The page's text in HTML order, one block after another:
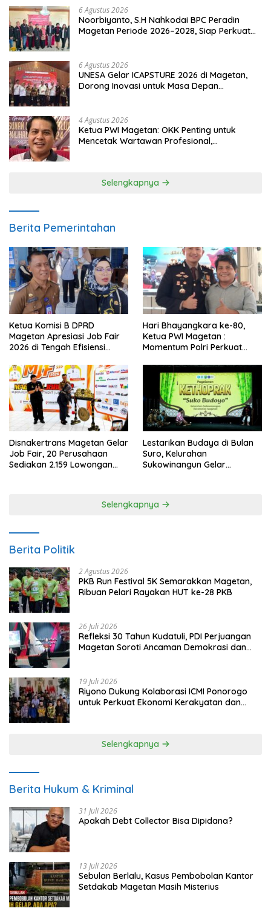
6 Agustus 2026
Noorbiyanto, S.H Nahkodai BPC Peradin
Magetan Periode 2026–2028, Siap Perkuat
6 Agustus 2026
UNESA Gelar ICAPSTURE 2026 di Magetan,
Dorong Inovasi untuk Masa Depan
4 Agustus 2026
Ketua PWI Magetan: OKK Penting untuk
Mencetak Wartawan Profesional,
Selengkapnya
Berita Pemerintahan
Ketua Komisi B DPRD
Magetan Apresiasi Job Fair
2026 di Tengah Efisiensi
Hari Bhayangkara ke-80,
Ketua PWI Magetan :
Momentum Polri Perkuat
Disnakertrans Magetan Gelar
Job Fair, 20 Perusahaan
Sediakan 2.159 Lowongan
Lestarikan Budaya di Bulan
Suro, Kelurahan
Sukowinangun Gelar
Selengkapnya
Berita Politik
2 Agustus 2026
PKB Run Festival 5K Semarakkan Magetan,
Ribuan Pelari Rayakan HUT ke-28 PKB
26 Juli 2026
Refleksi 30 Tahun Kudatuli, PDI Perjuangan
Magetan Soroti Ancaman Demokrasi dan
19 Juli 2026
Riyono Dukung Kolaborasi ICMI Ponorogo
untuk Perkuat Ekonomi Kerakyatan dan
Selengkapnya
Berita Hukum & Kriminal
31 Juli 2026
Apakah Debt Collector Bisa Dipidana?
13 Juli 2026
Sebulan Berlalu, Kasus Pembobolan Kantor
Setdakab Magetan Masih Misterius